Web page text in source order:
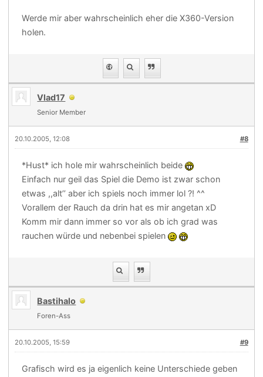
Werde mir aber wahrscheinlich eher die X360-Version
holen.
Vlad17
Senior Member
#8
20.10.2005, 12:08
*Hust* ich hole mir wahrscheinlich beide
Einfach nur geil das Spiel die Demo ist zwar schon
etwas ,,alt’’ aber ich spiels noch immer lol ?! ^^
Vorallem der Rauch da drin hat es mir angetan xD
Komm mir dann immer so vor als ob ich grad was
rauchen würde und nebenbei spielen
Bastihalo
Foren-Ass
#9
20.10.2005, 15:59
Grafisch wird es ja eigenlich keine Unterschiede geben